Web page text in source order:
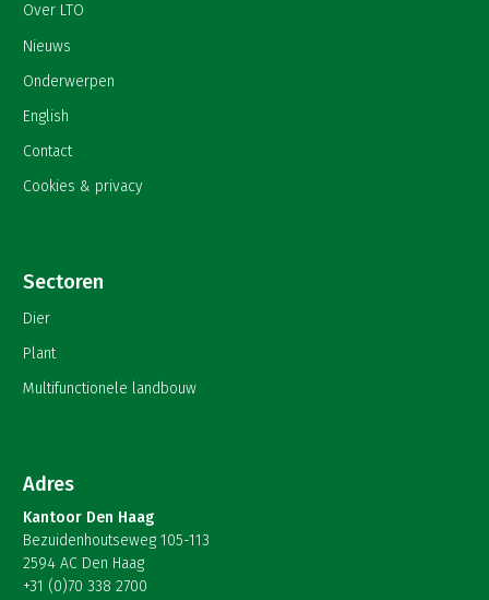
Over LTO
Nieuws
Onderwerpen
English
Contact
Cookies & privacy
Sectoren
Dier
Plant
Multifunctionele landbouw
Adres
Kantoor Den Haag
Bezuidenhoutseweg 105-113
2594 AC Den Haag
+31 (0)70 338 2700